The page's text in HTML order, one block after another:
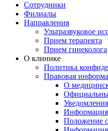
Сотрудники
Филиалы
Направления
Ультразвуковое
Прием терапевта
Прием гинеколога
О клинике
Политика
Правовая
О
Информация
Положение